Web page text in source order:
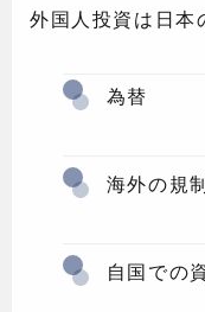
外国人投資は日本
為替
海外の規
自国での